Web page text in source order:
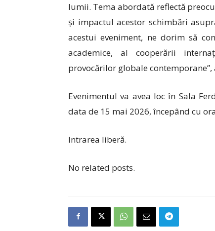
lumii. Tema abordată reflectă
și impactul acestor schimbări
acestui eveniment, ne dorim să
academice, al cooperării
provocărilor globale
Evenimentul va avea loc în Sala
data de 15 mai 2026, începând cu
Intrarea liberă.
No related posts.